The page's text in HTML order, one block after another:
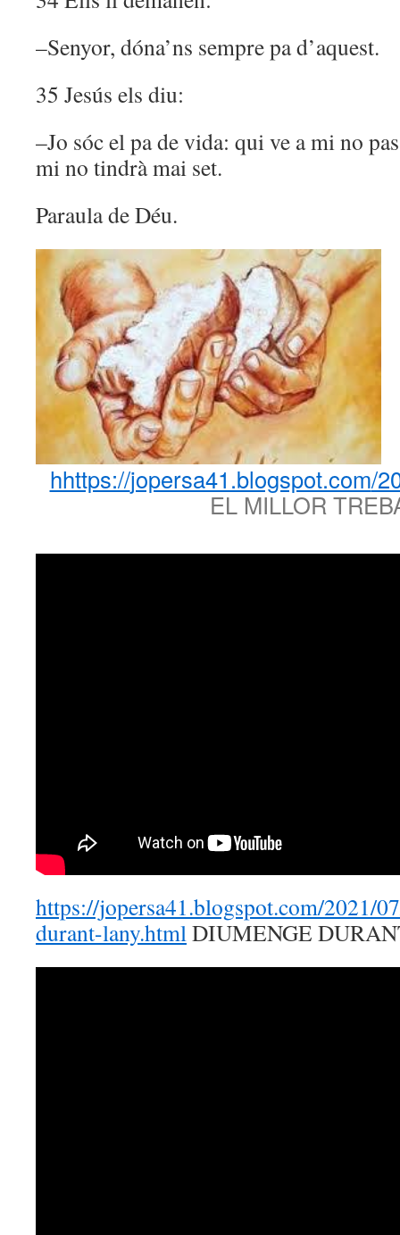
–Senyor, dóna’ns sempre pa d’aquest.
35 Jesús els diu:
–Jo sóc el pa de vida: qui ve a mi no
mi no tindrà mai set.
Paraula de Déu.
hhttps://jopersa41.blogspot.com/
EL MILLOR
https://jopersa41.blogspot.com/2021/
durant-lany.html DIUMENGE